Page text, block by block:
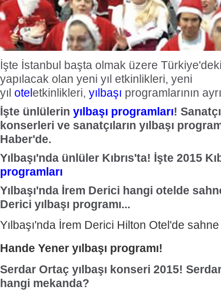
İşte İstanbul başta olmak üzere
yapılacak olan yeni yıl etkinlikleri, yeni
yıl oteletkinlikleri, yılbaşı programlarının
İşte ünlülerin yılbaşı programları!
konserleri ve sanatçıların yılbaşı
Haber'de.
Yılbaşı'nda ünlüler Kıbrıs'ta! İşte 2015
programları
Yılbaşı'nda İrem Derici hangi otelde
Derici yılbaşı programı...
Yılbaşı'nda İrem Derici Hilton Otel'de
Hande Yener yılbaşı programı!
Serdar Ortaç yılbaşı konseri 2015!
hangi mekanda?